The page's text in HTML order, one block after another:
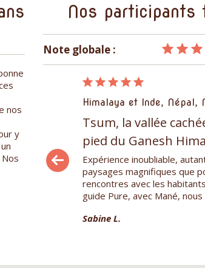
nos
y
Nos participants
Note globale :
des
Pakistan dans
la rencontre d
Himalaya et Inde, Népal,
Tsum, la vallée
pied du Ganesh
Expérience inoubliable,
paysages magnifiques que
rencontres avec les
guide Pure, avec Mané, nous
Sabine L.